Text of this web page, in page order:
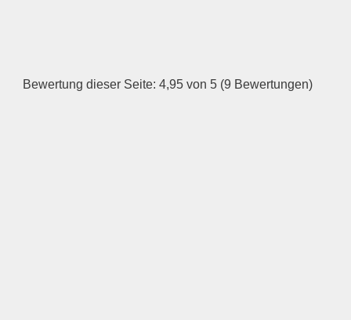
—
Bewertung dieser Seite: 4,95 von 5 (9 Bewertungen)